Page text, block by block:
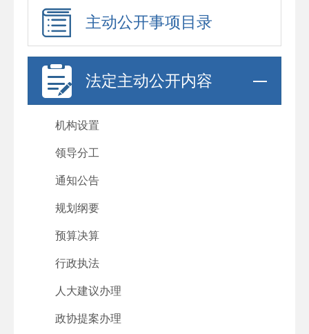
主动公开事项目录
法定主动公开内容
机构设置
领导分工
通知公告
规划纲要
预算决算
行政执法
人大建议办理
政协提案办理